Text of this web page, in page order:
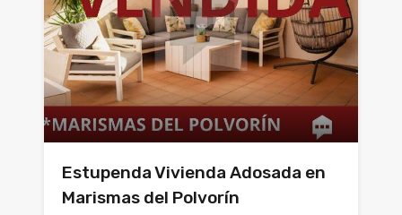
Estupenda Vivienda Adosada en
Marismas del Polvorín